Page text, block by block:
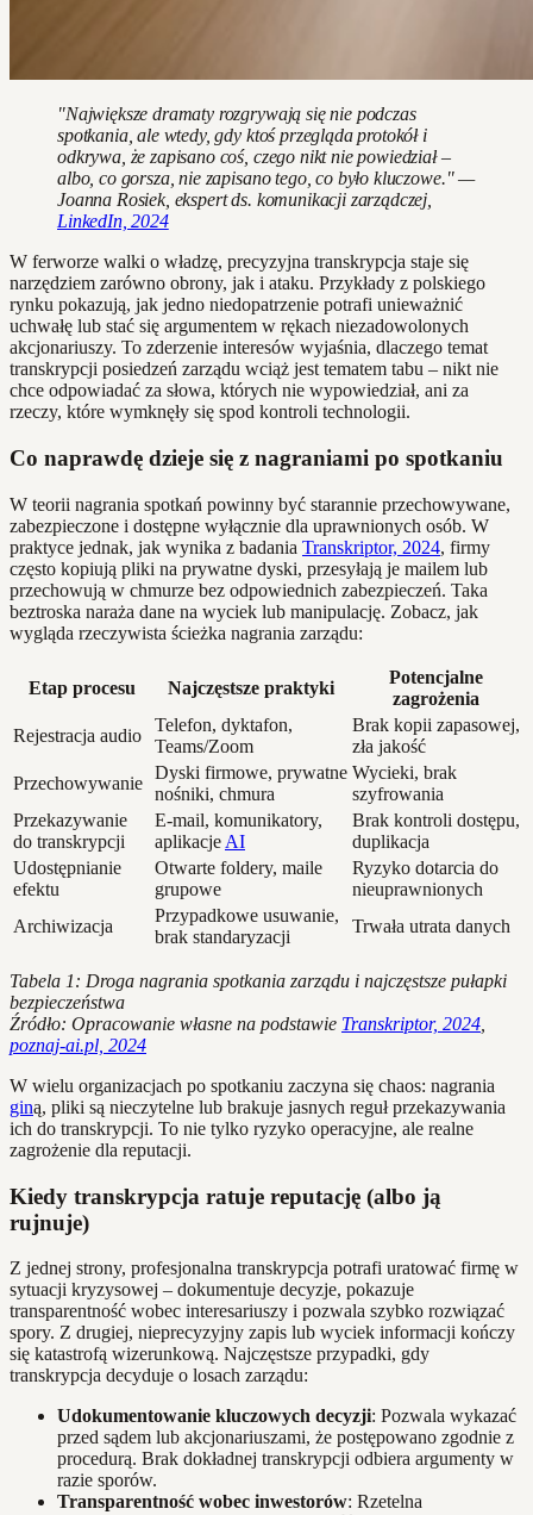
"Największe dramaty rozgrywają się nie podczas
spotkania, ale wtedy, gdy ktoś przegląda protokół i
odkrywa, że zapisano coś, czego nikt nie powiedział –
albo, co gorsza, nie zapisano tego, co było kluczowe." —
Joanna Rosiek, ekspert ds. komunikacji zarządczej,
LinkedIn, 2024
W ferworze walki o władzę, precyzyjna transkrypcja staje się
narzędziem zarówno obrony, jak i ataku. Przykłady z polskiego
rynku pokazują, jak jedno niedopatrzenie potrafi unieważnić
uchwałę lub stać się argumentem w rękach niezadowolonych
akcjonariuszy. To zderzenie interesów wyjaśnia, dlaczego temat
transkrypcji posiedzeń zarządu wciąż jest tematem tabu – nikt nie
chce odpowiadać za słowa, których nie wypowiedział, ani za
rzeczy, które wymknęły się spod kontroli technologii.
Co naprawdę dzieje się z nagraniami po spotkaniu
W teorii nagrania spotkań powinny być starannie przechowywane,
zabezpieczone i dostępne wyłącznie dla uprawnionych osób. W
praktyce jednak, jak wynika z badania Transkriptor, 2024, firmy
często kopiują pliki na prywatne dyski, przesyłają je mailem lub
przechowują w chmurze bez odpowiednich zabezpieczeń. Taka
beztroska naraża dane na wyciek lub manipulację. Zobacz, jak
wygląda rzeczywista ścieżka nagrania zarządu:
Etap procesu Najczęstsze praktyki
Potencjalne
zagrożenia
Rejestracja audio
Telefon, dyktafon,
Teams/Zoom
Brak kopii zapasowej,
zła jakość
Przechowywanie
Dyski firmowe, prywatne
nośniki, chmura
Wycieki, brak
szyfrowania
Przekazywanie
do transkrypcji
E-mail, komunikatory,
aplikacje AI
Brak kontroli dostępu,
duplikacja
Udostępnianie
efektu
Otwarte foldery, maile
grupowe
Ryzyko dotarcia do
nieuprawnionych
Archiwizacja
Przypadkowe usuwanie,
brak standaryzacji
Trwała utrata danych
Tabela 1: Droga nagrania spotkania zarządu i najczęstsze pułapki
bezpieczeństwa
Źródło: Opracowanie własne na podstawie Transkriptor, 2024
poznaj-ai.pl, 2024
W wielu organizacjach po spotkaniu zaczyna się chaos: nagrania
giną, pliki są nieczytelne lub brakuje jasnych reguł przekazywania
ich do transkrypcji. To nie tylko ryzyko operacyjne, ale realne
zagrożenie dla reputacji.
Kiedy transkrypcja ratuje reputację (albo ją
rujnuje)
Z jednej strony, profesjonalna transkrypcja potrafi uratować firmę w
sytuacji kryzysowej – dokumentuje decyzje, pokazuje
transparentność wobec interesariuszy i pozwala szybko rozwiązać
spory. Z drugiej, nieprecyzyjny zapis lub wyciek informacji kończy
się katastrofą wizerunkową. Najczęstsze przypadki, gdy
transkrypcja decyduje o losach zarządu:
Udokumentowanie kluczowych decyzji: Pozwala wykazać
przed sądem lub akcjonariuszami, że postępowano zgodnie z
procedurą. Brak dokładnej transkrypcji odbiera argumenty w
razie sporów.
Transparentność wobec inwestorów: Rzetelna